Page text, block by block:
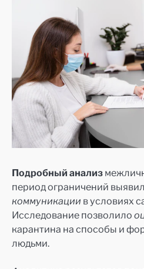
Подробный анализ
период ограничений
коммуникации в условиях
Исследование позволило
карантина на способы и
людьми.